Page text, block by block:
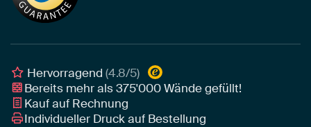
Leinwand für draußen
Individuelle Einrichtungsberatung
Awards und Preise
Art Heroes App
Hervorragend(4.8/5)
Bereits mehr als375'000Wände gefüllt!
Kauf auf Rechnung
Individueller Druck auf Bestellung